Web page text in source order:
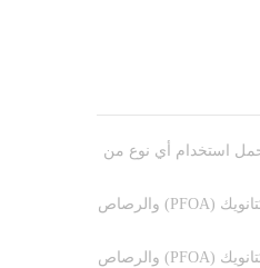
استخدام أي نوع من
طلاء غير لاصق آمن بنسبة 100%: خالٍ تمامًا من حمض بيرفلورو الأوكتانويك (PFOA) والرصاص
طلاء غير لاصق آمن بنسبة 100%: خالٍ تمامًا من حمض بيرفلورو الأوكتانويك (PFOA) والرصاص